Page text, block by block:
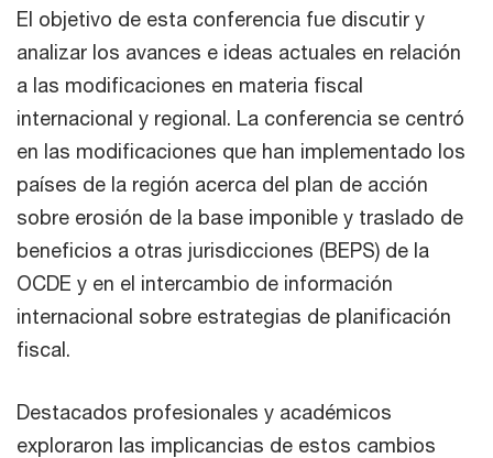
El objetivo de esta conferencia fue discutir y
analizar los avances e ideas actuales en relación
a las modificaciones en materia fiscal
internacional y regional. La conferencia se centró
en las modificaciones que han implementado los
países de la región acerca del plan de acción
sobre erosión de la base imponible y traslado de
beneficios a otras jurisdicciones (BEPS) de la
OCDE y en el intercambio de información
internacional sobre estrategias de planificación
fiscal.
Destacados profesionales y académicos
exploraron las implicancias de estos cambios